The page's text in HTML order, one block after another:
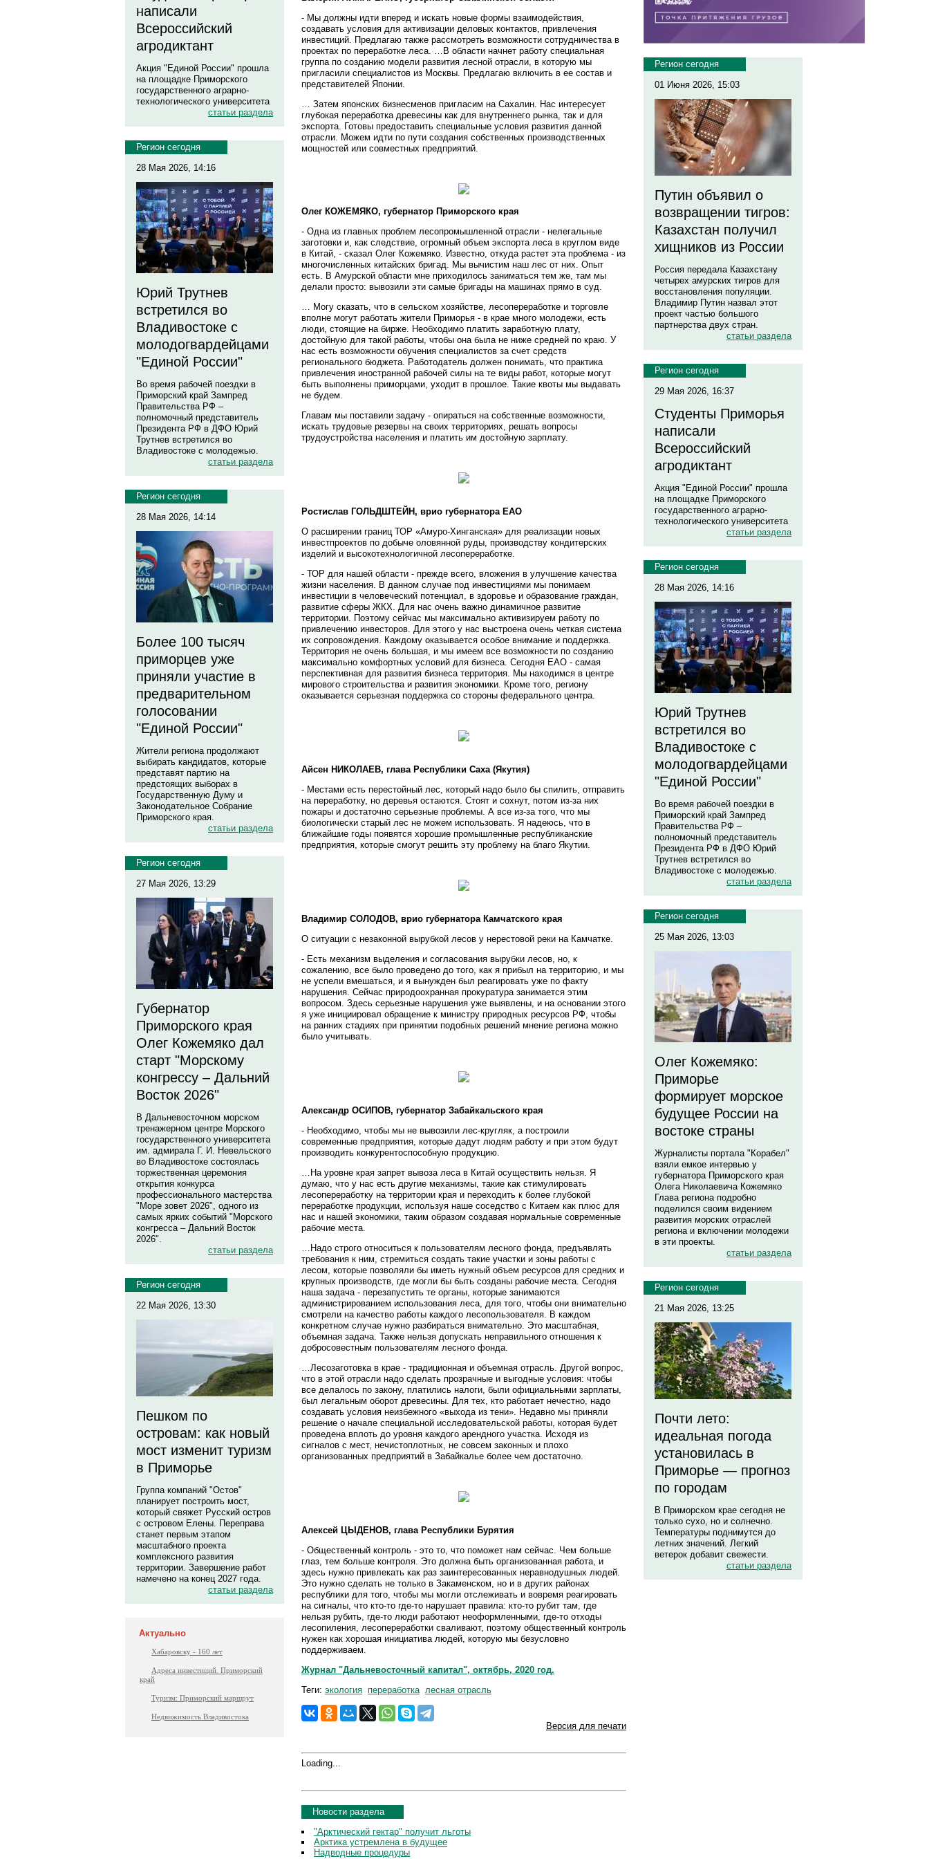
написали
Всероссийский
агродиктант
Акция "Единой России" прошла
на площадке Приморского
государственного аграрно-
технологического университета
статьи раздела
Регион сегодня
28 Мая 2026, 14:16
Юрий Трутнев
встретился во
Владивостоке с
молодогвардейцами
"Единой России"
Во время рабочей поездки в
Приморский край Зампред
Правительства РФ –
полномочный представитель
Президента РФ в ДФО Юрий
Трутнев встретился во
Владивостоке с молодежью.
статьи раздела
Регион сегодня
28 Мая 2026, 14:14
Более 100 тысяч
приморцев уже
приняли участие в
предварительном
голосовании
"Единой России"
Жители региона продолжают
выбирать кандидатов, которые
представят партию на
предстоящих выборах в
Государственную Думу и
Законодательное Собрание
Приморского края.
статьи раздела
Регион сегодня
27 Мая 2026, 13:29
Губернатор
Приморского края
Олег Кожемяко дал
старт "Морскому
конгрессу – Дальний
Восток 2026"
В Дальневосточном морском
тренажерном центре Морского
государственного университета
им. адмирала Г. И. Невельского
во Владивостоке состоялась
торжественная церемония
открытия конкурса
профессионального мастерства
"Море зовет 2026", одного из
самых ярких событий "Морского
конгресса – Дальний Восток
2026".
статьи раздела
Регион сегодня
22 Мая 2026, 13:30
Пешком по
островам: как новый
мост изменит туризм
в Приморье
Группа компаний "Остов"
планирует построить мост,
который свяжет Русский остров
с островом Елены. Переправа
станет первым этапом
масштабного проекта
комплексного развития
территории. Завершение работ
намечено на конец 2027 года.
статьи раздела
Актуально
Хабаровску - 160 лет
Адреса инвестиций. Приморский
край
Туризм: Приморский маршрут
Недвижимость Владивостока
- Мы должны идти вперед и искать новые формы взаимодействия,
создавать условия для активизации деловых контактов, привлечения
инвестиций. Предлагаю также рассмотреть возможности сотрудничества в
проектах по переработке леса. …В области начнет работу специальная
группа по созданию модели развития лесной отрасли, в которую мы
пригласили специалистов из Москвы. Предлагаю включить в ее состав и
представителей Японии.
… Затем японских бизнесменов пригласим на Сахалин. Нас интересует
глубокая переработка древесины как для внутреннего рынка, так и для
экспорта. Готовы предоставить специальные условия развития данной
отрасли. Можем идти по пути создания собственных производственных
мощностей или совместных предприятий.
Олег КОЖЕМЯКО, губернатор Приморского края
- Одна из главных проблем лесопромышленной отрасли - нелегальные
заготовки и, как следствие, огромный объем экспорта леса в круглом виде
в Китай, - сказал Олег Кожемяко. Известно, откуда растет эта проблема - из
многочисленных китайских бригад. Мы вычистим наш лес от них. Опыт
есть. В Амурской области мне приходилось заниматься тем же, там мы
делали просто: вывозили эти самые бригады на машинах прямо в суд.
… Могу сказать, что в сельском хозяйстве, лесопереработке и торговле
вполне могут работать жители Приморья - в крае много молодежи, есть
люди, стоящие на бирже. Необходимо платить заработную плату,
достойную для такой работы, чтобы она была не ниже средней по краю. У
нас есть возможности обучения специалистов за счет средств
регионального бюджета. Работодатель должен понимать, что практика
привлечения иностранной рабочей силы на те виды работ, которые могут
быть выполнены приморцами, уходит в прошлое. Такие квоты мы выдавать
не будем.
Главам мы поставили задачу - опираться на собственные возможности,
искать трудовые резервы на своих территориях, решать вопросы
трудоустройства населения и платить им достойную зарплату.
Ростислав ГОЛЬДШТЕЙН, врио губернатора ЕАО
О расширении границ ТОР «Амуро-Хинганская» для реализации новых
инвестпроектов по добыче оловянной руды, производству кондитерских
изделий и высокотехнологичной лесопереработке.
- ТОР для нашей области - прежде всего, вложения в улучшение качества
жизни населения. В данном случае под инвестициями мы понимаем
инвестиции в человеческий потенциал, в здоровье и образование граждан,
развитие сферы ЖКХ. Для нас очень важно динамичное развитие
территории. Поэтому сейчас мы максимально активизируем работу по
привлечению инвесторов. Для этого у нас выстроена очень четкая система
их сопровождения. Каждому оказывается особое внимание и поддержка.
Территория не очень большая, и мы имеем все возможности по созданию
максимально комфортных условий для бизнеса. Сегодня ЕАО - самая
перспективная для развития бизнеса территория. Мы находимся в центре
мирового строительства и развития экономики. Кроме того, региону
оказывается серьезная поддержка со стороны федерального центра.
Айсен НИКОЛАЕВ, глава Республики Саха (Якутия)
- Местами есть перестойный лес, который надо было бы спилить, отправить
на переработку, но деревья остаются. Стоят и сохнут, потом из-за них
пожары и достаточно серьезные проблемы. А все из-за того, что мы
биологически старый лес не можем использовать. Я надеюсь, что в
ближайшие годы появятся хорошие промышленные республиканские
предприятия, которые смогут решить эту проблему на благо Якутии.
Владимир СОЛОДОВ, врио губернатора Камчатского края
О ситуации с незаконной вырубкой лесов у нерестовой реки на Камчатке.
- Есть механизм выделения и согласования вырубки лесов, но, к
сожалению, все было проведено до того, как я прибыл на территорию, и мы
не успели вмешаться, и я вынужден был реагировать уже по факту
нарушения. Сейчас природоохранная прокуратура занимается этим
вопросом. Здесь серьезные нарушения уже выявлены, и на основании этого
я уже инициировал обращение к министру природных ресурсов РФ, чтобы
на ранних стадиях при принятии подобных решений мнение региона можно
было учитывать.
Александр ОСИПОВ, губернатор Забайкальского края
- Необходимо, чтобы мы не вывозили лес-кругляк, а построили
современные предприятия, которые дадут людям работу и при этом будут
производить конкурентоспособную продукцию.
…На уровне края запрет вывоза леса в Китай осуществить нельзя. Я
думаю, что у нас есть другие механизмы, такие как стимулировать
лесопереработку на территории края и переходить к более глубокой
переработке продукции, используя наше соседство с Китаем как плюс для
нас и нашей экономики, таким образом создавая нормальные современные
рабочие места.
…Надо строго относиться к пользователям лесного фонда, предъявлять
требования к ним, стремиться создать такие участки и зоны работы с
лесом, которые позволяли бы иметь нужный объем ресурсов для средних и
крупных производств, где могли бы быть созданы рабочие места. Сегодня
наша задача - перезапустить те органы, которые занимаются
администрированием использования леса, для того, чтобы они внимательно
смотрели на качество работы каждого лесопользователя. В каждом
конкретном случае нужно разбираться внимательно. Это масштабная,
объемная задача. Также нельзя допускать неправильного отношения к
добросовестным пользователям лесного фонда.
…Лесозаготовка в крае - традиционная и объемная отрасль. Другой вопрос,
что в этой отрасли надо сделать прозрачные и выгодные условия: чтобы
все делалось по закону, платились налоги, были официальными зарплаты,
был легальным оборот древесины. Для тех, кто работает нечестно, надо
создавать условия неизбежного «выхода из тени». Недавно мы приняли
решение о начале специальной исследовательской работы, которая будет
проведена вплоть до уровня каждого арендного участка. Исходя из
сигналов с мест, нечистоплотных, не совсем законных и плохо
организованных предприятий в Забайкалье более чем достаточно.
Алексей ЦЫДЕНОВ, глава Республики Бурятия
- Общественный контроль - это то, что поможет нам сейчас. Чем больше
глаз, тем больше контроля. Это должна быть организованная работа, и
здесь нужно привлекать как раз заинтересованных неравнодушных людей.
Это нужно сделать не только в Закаменском, но и в других районах
республики для того, чтобы мы могли отслеживать и вовремя реагировать
на сигналы, что кто-то где-то нарушает правила: кто-то рубит там, где
нельзя рубить, где-то люди работают неоформленными, где-то отходы
лесопиления, лесопереработки сваливают, поэтому общественный контроль
нужен как хорошая инициатива людей, которую мы безусловно
поддерживаем.
Журнал "Дальневосточный капитал", октябрь, 2020 год.
Теги: экология переработка лесная отрасль
Версия для печати
Loading...
Новости раздела
"Арктический гектар" получит льготы
Арктика устремлена в будущее
Надводные процедуры
Регион сегодня
01 Июня 2026, 15:03
Путин объявил о
возвращении тигров:
Казахстан получил
хищников из России
Россия передала Казахстану
четырех амурских тигров для
восстановления популяции.
Владимир Путин назвал этот
проект частью большого
партнерства двух стран.
статьи раздела
Регион сегодня
29 Мая 2026, 16:37
Студенты Приморья
написали
Всероссийский
агродиктант
Акция "Единой России" прошла
на площадке Приморского
государственного аграрно-
технологического университета
статьи раздела
Регион сегодня
28 Мая 2026, 14:16
Юрий Трутнев
встретился во
Владивостоке с
молодогвардейцами
"Единой России"
Во время рабочей поездки в
Приморский край Зампред
Правительства РФ –
полномочный представитель
Президента РФ в ДФО Юрий
Трутнев встретился во
Владивостоке с молодежью.
статьи раздела
Регион сегодня
25 Мая 2026, 13:03
Олег Кожемяко:
Приморье
формирует морское
будущее России на
востоке страны
Журналисты портала "Корабел"
взяли емкое интервью у
губернатора Приморского края
Олега Николаевича Кожемяко
Глава региона подробно
поделился своим видением
развития морских отраслей
региона и включении молодежи
в эти проекты.
статьи раздела
Регион сегодня
21 Мая 2026, 13:25
Почти лето:
идеальная погода
установилась в
Приморье — прогноз
по городам
В Приморском крае сегодня не
только сухо, но и солнечно.
Температуры поднимутся до
летних значений. Легкий
ветерок добавит свежести.
статьи раздела